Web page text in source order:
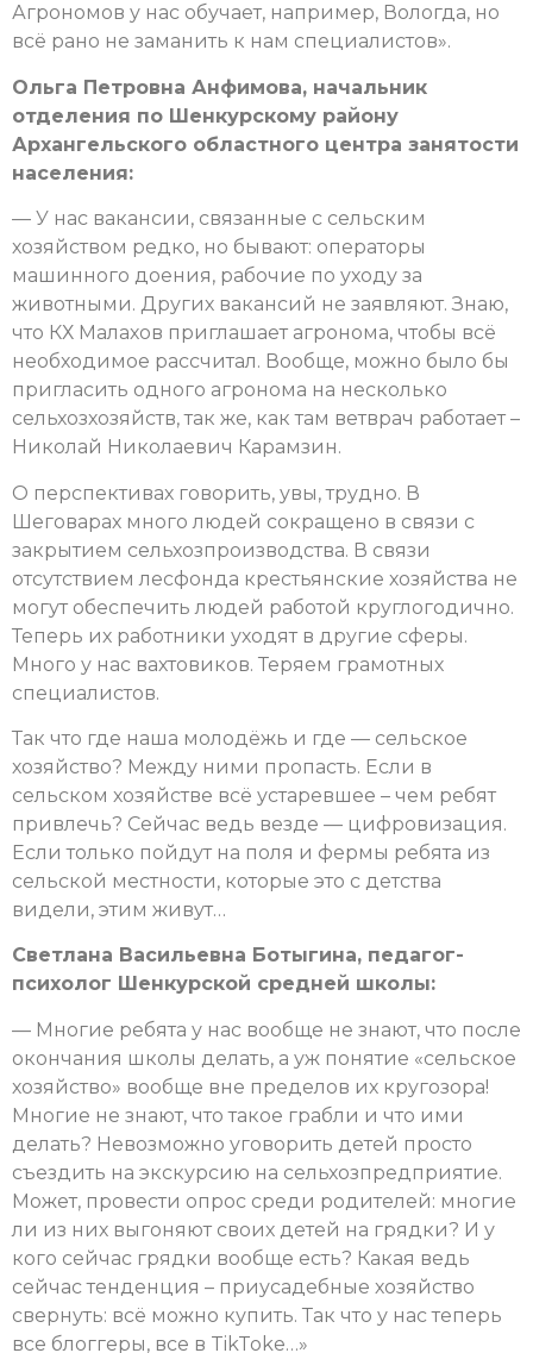
Агрономов у нас обучает, например, Вологда, но
всё рано не заманить к нам специалистов».
Ольга Петровна Анфимова, начальник
отделения по Шенкурскому району
Архангельского областного центра занятости
населения:
— У нас вакансии, связанные с сельским
хозяйством редко, но бывают: операторы
машинного доения, рабочие по уходу за
животными. Других вакансий не заявляют. Знаю,
что КХ Малахов приглашает агронома, чтобы всё
необходимое рассчитал. Вообще, можно было бы
пригласить одного агронома на несколько
сельхозхозяйств, так же, как там ветврач работает –
Николай Николаевич Карамзин.
О перспективах говорить, увы, трудно. В
Шеговарах много людей сокращено в связи с
закрытием сельхозпроизводства. В связи
отсутствием лесфонда крестьянские хозяйства не
могут обеспечить людей работой круглогодично.
Теперь их работники уходят в другие сферы.
Много у нас вахтовиков. Теряем грамотных
специалистов.
Так что где наша молодёжь и где — сельское
хозяйство? Между ними пропасть. Если в
сельском хозяйстве всё устаревшее – чем ребят
привлечь? Сейчас ведь везде — цифровизация.
Если только пойдут на поля и фермы ребята из
сельской местности, которые это с детства
видели, этим живут…
Светлана Васильевна Ботыгина, педагог-
психолог Шенкурской средней школы:
— Многие ребята у нас вообще не знают, что после
окончания школы делать, а уж понятие «сельское
хозяйство» вообще вне пределов их кругозора!
Многие не знают, что такое грабли и что ими
делать? Невозможно уговорить детей просто
съездить на экскурсию на сельхозпредприятие.
Может, провести опрос среди родителей: многие
ли из них выгоняют своих детей на грядки? И у
кого сейчас грядки вообще есть? Какая ведь
сейчас тенденция – приусадебные хозяйство
свернуть: всё можно купить. Так что у нас теперь
все блоггеры, все в TikToke…»